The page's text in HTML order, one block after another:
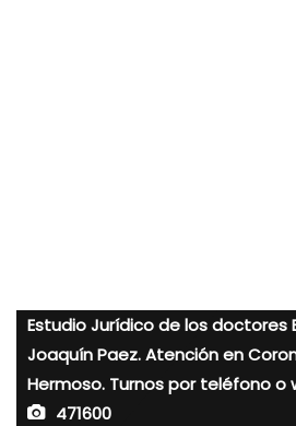
Estudio Jurídico de los doctores
Joaquín Paez. Atención en
Hermoso. Turnos por teléfono o
471600